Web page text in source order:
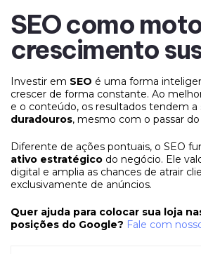
SEO como
crescimento
Investir em SEO é uma forma
crescer de forma constante. Ao
e o conteúdo, os resultados tendem a
duradouros, mesmo com o passar
Diferente de ações pontuais, o SEO
ativo estratégico do negócio. Ele
digital e amplia as chances de atrair
exclusivamente de anúncios.
Quer ajuda para colocar sua loja
posições do Google? Fale com